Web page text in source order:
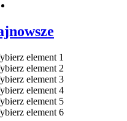
element 1
element 2
element 3
element 4
element 5
element 6